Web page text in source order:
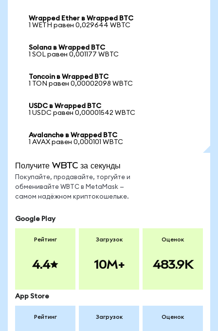
Wrapped Ether в Wrapped BTC
1 WETH равен 0,029644 WBTC
Solana в Wrapped BTC
1 SOL равен 0,001177 WBTC
Toncoin в Wrapped BTC
1 TON равен 0,00002098 WBTC
USDC в Wrapped BTC
1 USDC равен 0,00001542 WBTC
Avalanche в Wrapped BTC
1 AVAX равен 0,000101 WBTC
Получите WBTC за секунды
Покупайте, продавайте, торгуйте и
обменивайте WBTC в MetaMask —
самом надёжном криптокошельке.
Google Play
Рейтинг
4.4
Загрузок
10M+
Оценок
483.9K
App Store
Рейтинг Загрузок Оценок